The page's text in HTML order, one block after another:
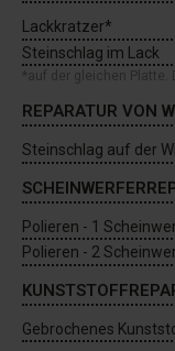
Lackkratzer*
Steinschlag im Lack
*auf der gleichen Platte.
REPARATUR VON
Steinschlag auf der
Polieren - 1
Polieren - 2
Gebrochenes